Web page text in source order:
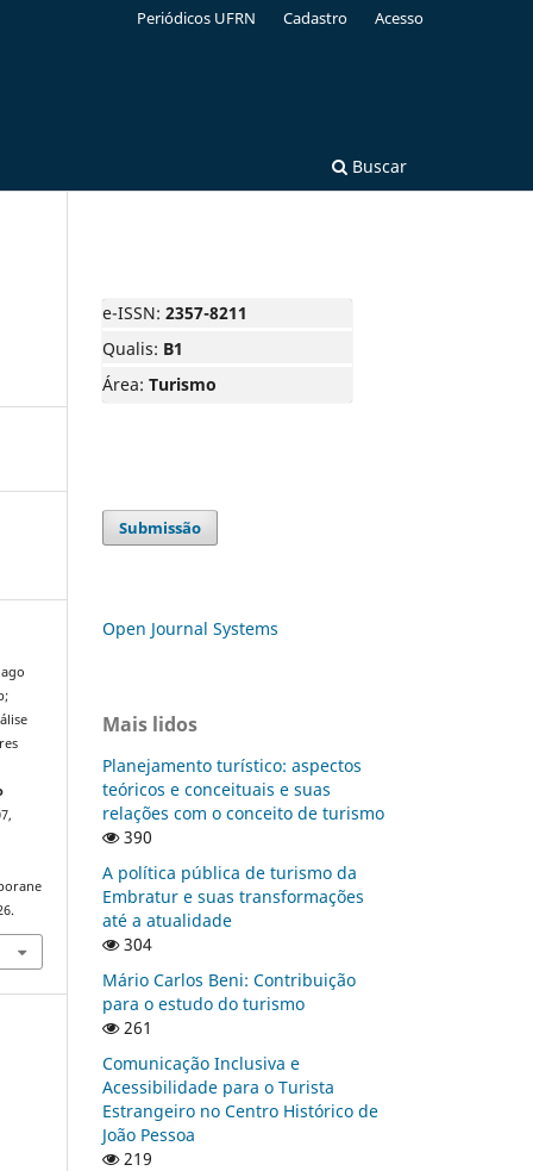
Buscar
Periódicos UFRN Cadastro Acesso
e-ISSN: 2357-8211
Qualis: B1
Área: Turismo
Submissão
Open Journal Systems
Mais lidos
Planejamento turístico: aspectos
teóricos e conceituais e suas
relações com o conceito de turismo
390
A política pública de turismo da
Embratur e suas transformações
até a atualidade
304
Mário Carlos Beni: Contribuição
para o estudo do turismo
261
Comunicação Inclusiva e
Acessibilidade para o Turista
Estrangeiro no Centro Histórico de
João Pessoa
219